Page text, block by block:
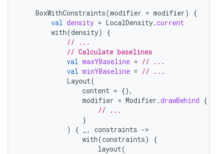
BoxWithConstraints(modifier = modifier)
{
val density = LocalDensity.current
with(density)
{
// ...
// Calculate baselines
val maxYBaseline = // ...
val minYBaseline = // ...
Layout(
content = {},
modifier = Modifier .drawBehind {
// ...
}
)
{ , constraints -
with(constraints)
{
layout(